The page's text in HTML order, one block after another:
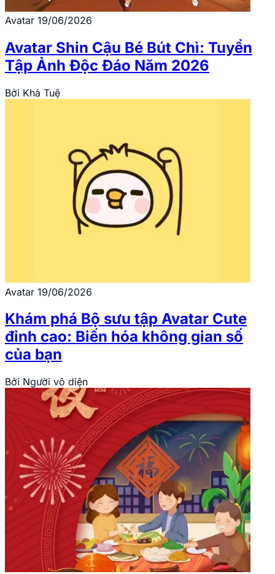
Avatar 19/06/2026
Avatar Shin Cậu Bé Bút Chì: Tuyển
Tập Ảnh Độc Đáo Năm 2026
Bởi Khả Tuệ
Avatar 19/06/2026
Khám phá Bộ sưu tập Avatar Cute
đỉnh cao: Biến hóa không gian số
của bạn
Bởi Người vô diện